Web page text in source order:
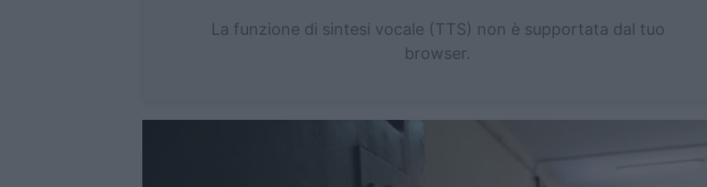
La funzione di sintesi vocale (TTS) non è supportata dal tuo
browser.